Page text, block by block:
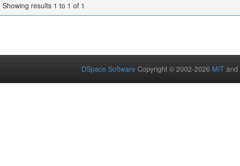
Showing results 1 to 1 of 1
DSpace Software Copyright © 2002-2026 MIT and